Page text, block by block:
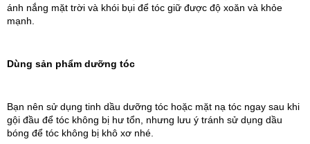
ánh nắng mặt trời và khói bụi để tóc giữ được độ xoăn và khỏe
mạnh.
Dùng sản phẩm dưỡng tóc
Bạn nên sử dụng tinh dầu dưỡng tóc hoặc mặt nạ tóc ngay sau khi
gội đầu để tóc không bị hư tổn, nhưng lưu ý tránh sử dụng dầu
bóng để tóc không bị khô xơ nhé.